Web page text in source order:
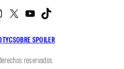
TYCSOBRE SPOILER
Instagram
X YouTube
reservados